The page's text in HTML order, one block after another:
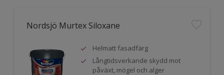
Nordsjö Murtex Siloxane
Helmatt fasadfärg
Långtidsverkande skydd mot
påväxt, mögel och alger